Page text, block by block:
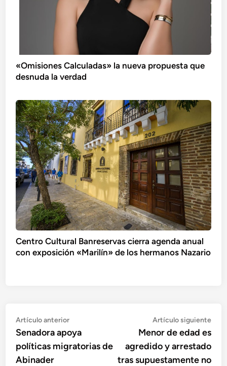
«Omisiones Calculadas» la nueva propuesta que
desnuda la verdad
Centro Cultural Banreservas cierra agenda anual
con exposición «Marilín» de los hermanos Nazario
Navegación
de
entradas
Artículo anteriorArtículo
anterior:
Senadora apoya
políticas migratorias de
Abinader
Artículo siguiente
Menor de edad es
agredido y arrestado
tras supuestamente no